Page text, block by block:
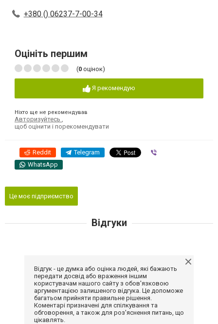
+380 () 06237-7-00-34
Оцініть першим
(0 оцінок)
Я рекомендую
Ніхто ще не рекомендував
Авторизуйтесь
щоб оцінити і порекомендувати
Reddit Telegram
WhatsApp
Це моє підприємство
Відгуки
Відгук - це думка або оцінка людей, які бажають
передати досвід або враження іншим
користувачам нашого сайту з обов'язковою
аргументацією залишеного відгука. Це допоможе
багатьом прийняти правильне рішення.
Коментарі призначені для спілкування та
обговорення, а також для роз'яснення питань, що
цікавлять.